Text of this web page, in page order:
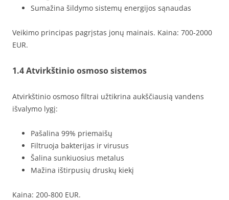
Sumažina šildymo sistemų energijos sąnaudas
Veikimo principas pagrįstas jonų mainais. Kaina: 700-2000
EUR.
1.4 Atvirkštinio osmoso sistemos
Atvirkštinio osmoso filtrai užtikrina aukščiausią vandens
išvalymo lygį:
Pašalina 99% priemaišų
Filtruoja bakterijas ir virusus
Šalina sunkiuosius metalus
Mažina ištirpusių druskų kiekį
Kaina: 200-800 EUR.